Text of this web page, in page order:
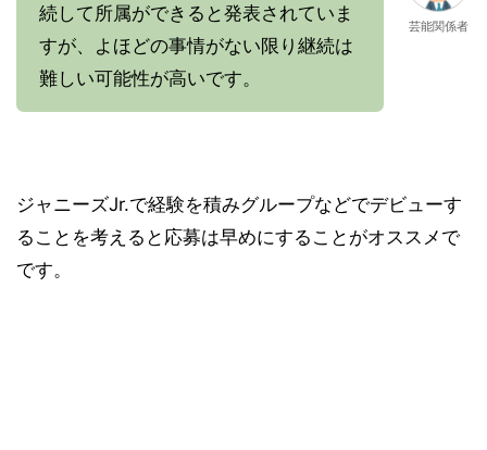
続して所属ができると発表されていま
すが、よほどの事情がない限り継続は
難しい可能性が高いです。
芸能関係者
ジャニーズJr.で経験を積みグループなどでデビューす
ることを考えると応募は早めにすることがオススメで
です。